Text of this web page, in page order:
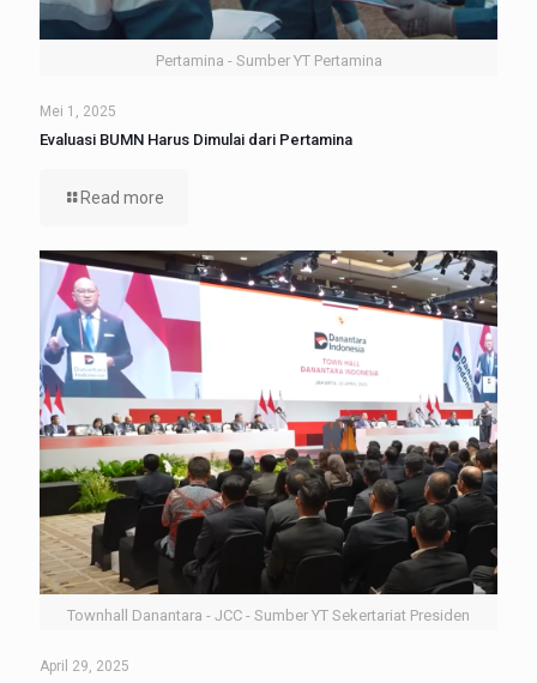
Pertamina - Sumber YT Pertamina
Mei 1, 2025
Evaluasi BUMN Harus Dimulai dari Pertamina
Read more
Townhall Danantara - JCC - Sumber YT Sekertariat Presiden
April 29, 2025